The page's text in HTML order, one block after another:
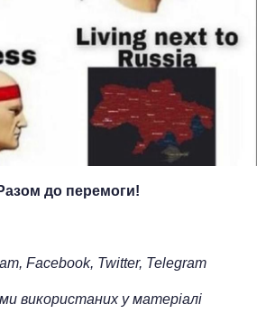
до перемоги!
Facebook, Twitter, Telegram
використаних у матеріалі